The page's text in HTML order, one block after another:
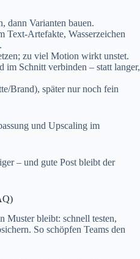
dann Varianten bauen.
Text-Artefakte, Wasserzeichen
zu viel Motion wirkt unstet.
im Schnitt verbinden – statt langer,
Brand), später nur noch fein
– und gute Post bleibt der
Muster bleibt: schnell testen,
So schöpfen Teams den